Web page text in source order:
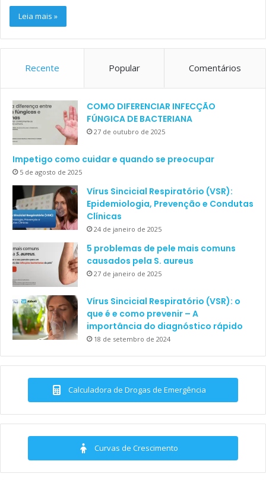
Leia mais »
Recente Popular Comentários
COMO DIFERENCIAR INFECÇÃO
FÚNGICA DE BACTERIANA
27 de outubro de 2025
Impetigo como cuidar e quando se preocupar
5 de agosto de 2025
Vírus Sincicial Respiratório (VSR):
Epidemiologia, Prevenção e Condutas
Clínicas
24 de janeiro de 2025
5 problemas de pele mais comuns
causados pela S. aureus
27 de janeiro de 2025
Vírus Sincicial Respiratório (VSR): o
que é e como prevenir – A
importância do diagnóstico rápido
18 de setembro de 2024
Calculadora de Drogas de Emergência
Curvas de Crescimento